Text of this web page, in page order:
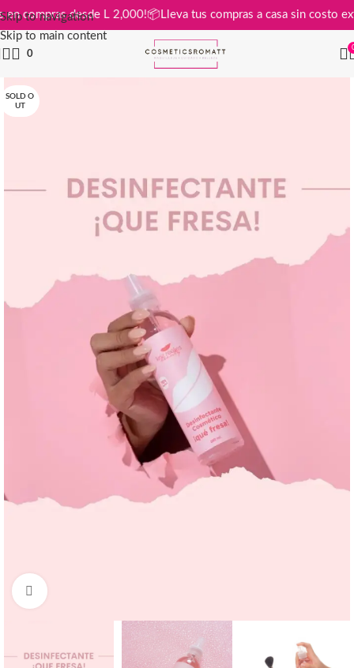
Skip to navigation
Skip to main content
en compras desde L 2,000!📦Lleva tus compras a casa sin
0
SOLD O
UT